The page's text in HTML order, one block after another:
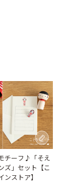
チーフ♪「そえ
ズ」セット【こ
ンストア】